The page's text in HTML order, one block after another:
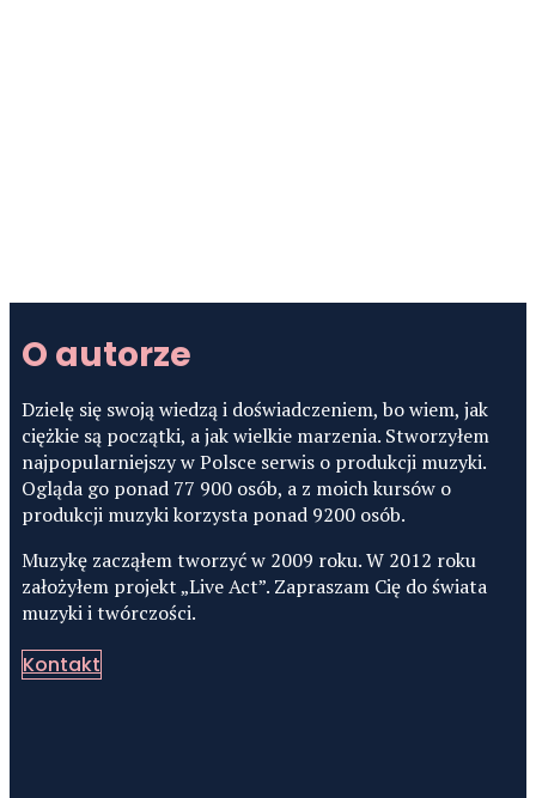
O autorze
Dzielę się swoją wiedzą i doświadczeniem, bo wiem, jak
ciężkie są początki, a jak wielkie marzenia. Stworzyłem
najpopularniejszy w Polsce serwis o produkcji muzyki.
Ogląda go ponad 77 900 osób, a z moich kursów o
produkcji muzyki korzysta ponad 9200 osób.
Muzykę zacząłem tworzyć w 2009 roku. W 2012 roku
założyłem projekt „Live Act”. Zapraszam Cię do świata
muzyki i twórczości.
Kontakt